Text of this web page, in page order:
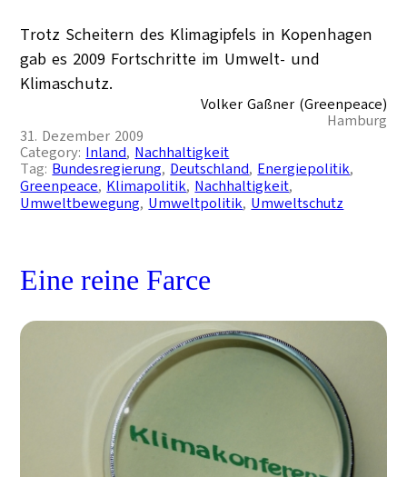
Trotz Scheitern des Klimagipfels in Kopenhagen
gab es 2009 Fortschritte im Umwelt- und
Klimaschutz.
Volker Gaßner (Greenpeace)
Hamburg
31. Dezember 2009
Category: Inland, Nachhaltigkeit
Tag: Bundesregierung, Deutschland, Energiepolitik
Greenpeace, Klimapolitik, Nachhaltigkeit
Umweltbewegung, Umweltpolitik, Umweltschutz
Eine reine Farce